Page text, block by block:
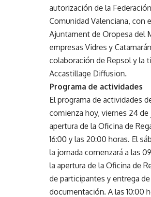
autorización de la
Comunidad Valenciana, con
Ajuntament de Oropesa del
empresas Vidres y
colaboración de Repsol y la
Accastillage Diffusion.
Programa de actividades
El programa de actividades
comienza hoy, viernes 24 de
apertura de la Oficina de
16:00 y las 20:00 horas. El
la jornada comenzará a las
la apertura de la Oficina de
de participantes y entrega de
documentación. A las 10:00